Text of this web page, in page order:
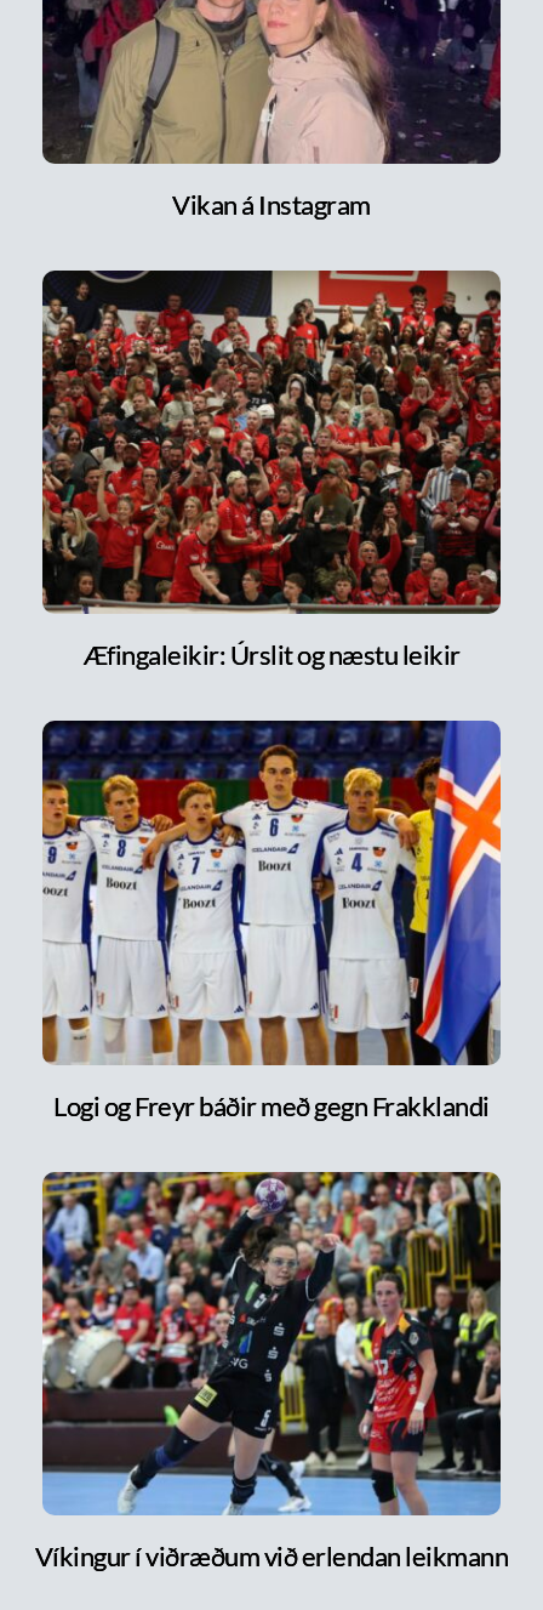
Vikan á Instagram
Æfingaleikir: Úrslit og næstu leikir
Logi og Freyr báðir með gegn Frakklandi
Víkingur í viðræðum við erlendan leikmann